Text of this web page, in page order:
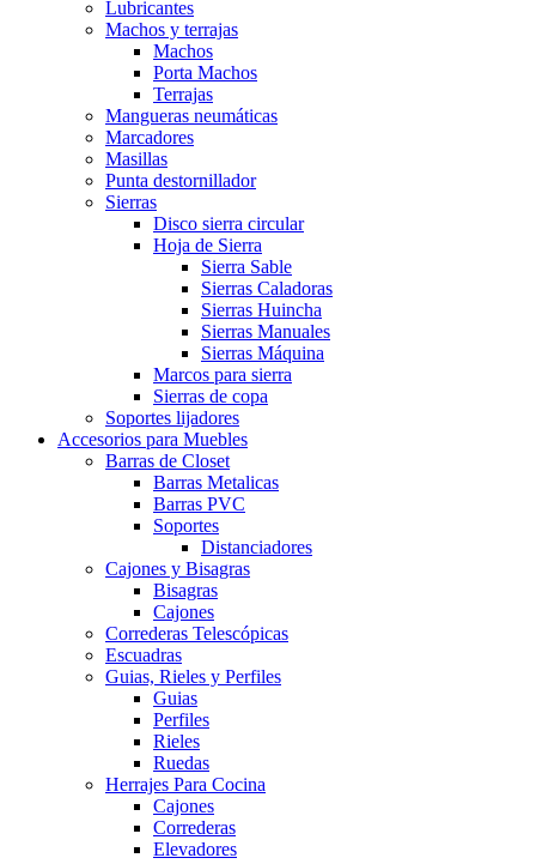
Lubricantes
Machos y terrajas
Machos
Porta Machos
Terrajas
Mangueras neumáticas
Marcadores
Masillas
Punta destornillador
Sierras
Disco sierra circular
Hoja de Sierra
Sierra Sable
Sierras Caladoras
Sierras Huincha
Sierras Manuales
Sierras Máquina
Marcos para sierra
Sierras de copa
Soportes lijadores
Accesorios para Muebles
Barras de Closet
Barras Metalicas
Barras PVC
Soportes
Distanciadores
Cajones y Bisagras
Bisagras
Cajones
Correderas Telescópicas
Escuadras
Guias, Rieles y Perfiles
Guias
Perfiles
Rieles
Ruedas
Herrajes Para Cocina
Cajones
Correderas
Elevadores